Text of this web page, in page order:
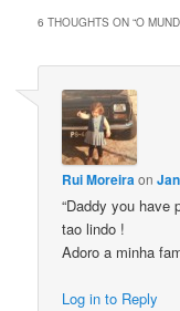
6 THOUGHTS ON “O
Rui Moreiraon
“Daddy you have
tao lindo !
Adoro a minha
Log in to Reply